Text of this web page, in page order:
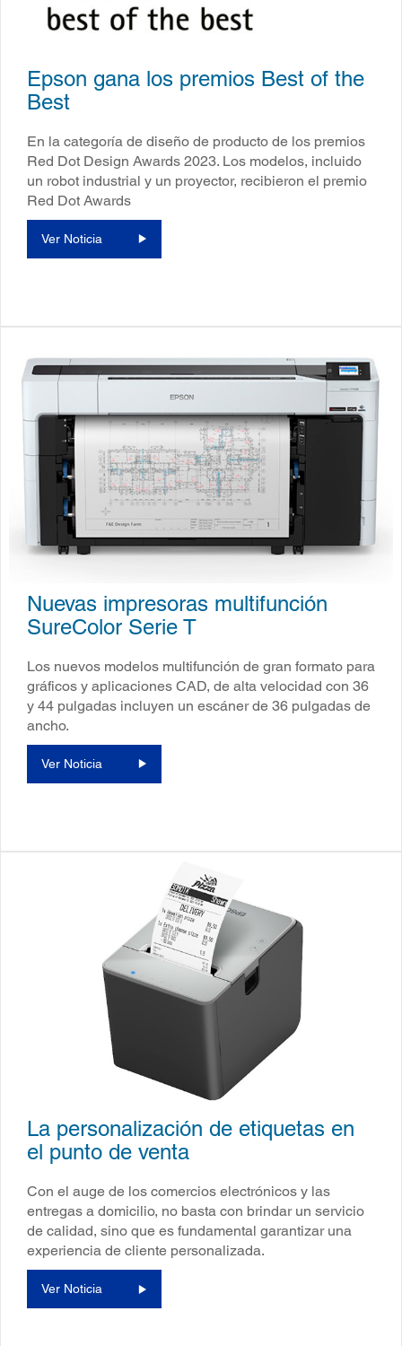
Epson gana los premios Best of the
Best
En la categoría de diseño de producto de los premios
Red Dot Design Awards 2023. Los modelos, incluido
un robot industrial y un proyector, recibieron el premio
Red Dot Awards
Ver Noticia
Nuevas impresoras multifunción
SureColor Serie T
Los nuevos modelos multifunción de gran formato para
gráficos y aplicaciones CAD, de alta velocidad con 36
y 44 pulgadas incluyen un escáner de 36 pulgadas de
ancho.
Ver Noticia
La personalización de etiquetas en
el punto de venta
Con el auge de los comercios electrónicos y las
entregas a domicilio, no basta con brindar un servicio
de calidad, sino que es fundamental garantizar una
experiencia de cliente personalizada.
Ver Noticia